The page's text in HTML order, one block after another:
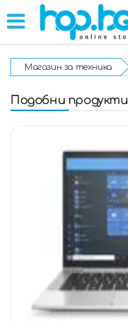
Магазин за техника
Подобни продукти